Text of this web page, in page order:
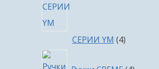
СЕРИИ YM 44